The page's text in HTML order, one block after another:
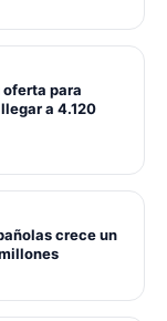
para
a 4.120
crece un